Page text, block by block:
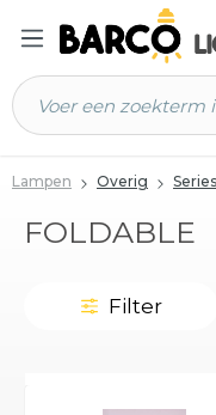
hoofdinhoud
Lampen Overig Series
FOLDABLE
Filter